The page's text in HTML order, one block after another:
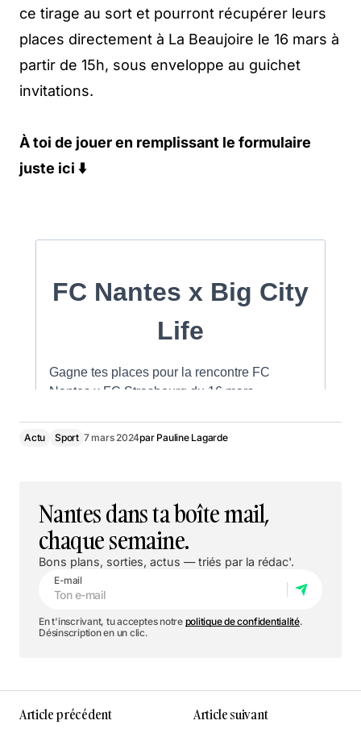
ce tirage au sort et pourront récupérer leurs
places directement à La Beaujoire le 16 mars à
partir de 15h, sous enveloppe au guichet
invitations.
À toi de jouer en remplissant le formulaire
juste ici ⬇️
Actu Sport 7 mars 2024par Pauline Lagarde
Nantes dans ta boîte mail,
chaque semaine.
Bons plans, sorties, actus — triés par la rédac'.
E-mail
En t'inscrivant, tu acceptes notre politique de confidentialité.
Désinscription en un clic.
Article précédent
Article suivant